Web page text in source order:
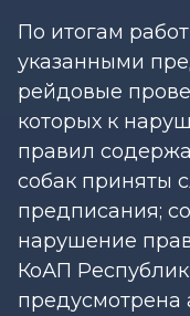
По итогам
указанными
рейдовые
которых к
правил
собак приняты
предписания;
нарушение
КоАП
предусмотрена